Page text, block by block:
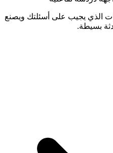
الذي يجيب على أسئلتك ويصنع
بسيطة.